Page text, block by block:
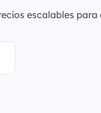
escalables